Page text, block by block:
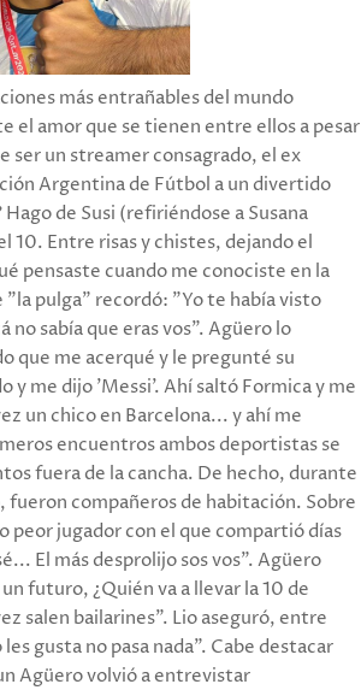
más entrañables del mundo
amor que se tienen entre ellos a pesar
ser un streamer consagrado, el ex
Argentina de Fútbol a un divertido
de Susi (refiriéndose a Susana
10. Entre risas y chistes, dejando el
pensaste cuando me conociste en la
"la pulga" recordó: "Yo te había visto
sabía que eras vos". Agüero lo
que me acerqué y le pregunté su
y me dijo 'Messi'. Ahí saltó Formica y me
un chico en Barcelona... y ahí me
encuentros ambos deportistas se
fuera de la cancha. De hecho, durante
fueron compañeros de habitación. Sobre
jugador con el que compartió días
El más desprolijo sos vos". Agüero
futuro, ¿Quién va a llevar la 10 de
salen bailarines". Lio aseguró, entre
gusta no pasa nada". Cabe destacar
Agüero volvió a entrevistar